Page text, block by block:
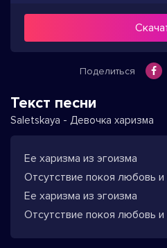
Поделиться
Текст песни
Saletskaya - Девочка харизма
Ее харизма из эгоизма
Отсутствие покоя любовь и
Ее харизма из эгоизма
Отсутствие покоя любовь и